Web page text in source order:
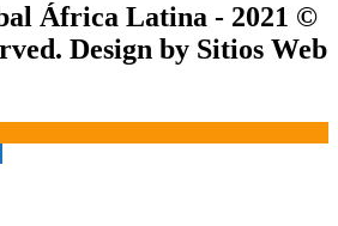
África Latina - 2021 ©
Design by Sitios Web